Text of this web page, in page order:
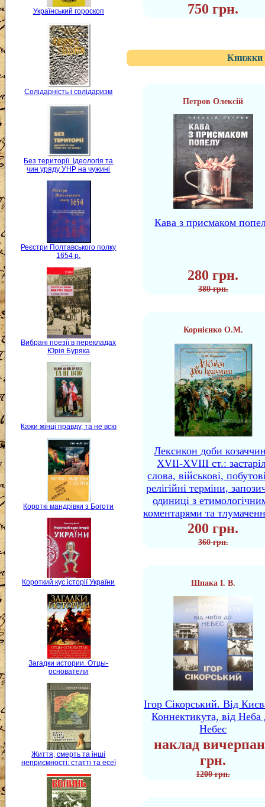
Український гороскоп
Солідарність і солідаризм
Без території. Ідеологія та
чин уряду УНР на чужині
Реєстри Полтавського полку
1654 р.
Вибрані поезії в перекладах
Юрія Буряка
Кажи жінці правду, та не всю
Короткі мандрівки з Боготи
Короткий кус історії України
Загадки истории. Отцы-
основатели
Життя, смерть та інші
неприємності: статті та есеї
750 грн.
Книжки
Петров Олексій
Кава з присмаком
280 грн.
380 грн.
Корнієнко О.М.
Лексикон доби
XVII-XVIII ст.:
слова, військові,
релігійні терміни,
одиниці з
коментарями та
200 грн.
360 грн.
Шпака І. В.
Ігор Сікорський. Від
Коннектикута, від Неба
Небес
наклад
грн.
1200 грн.